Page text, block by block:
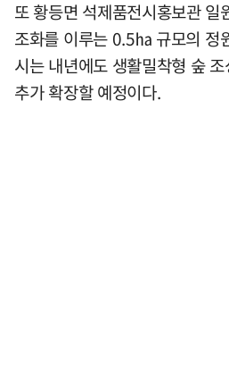
또 황등면 석제품전시홍보관 일
조화를 이루는 0.5㏊ 규모의 정
시는 내년에도 생활밀착형 숲
추가 확장할 예정이다.